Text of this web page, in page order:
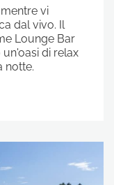
vi
dal vivo. Il
Lounge Bar
di relax
notte.